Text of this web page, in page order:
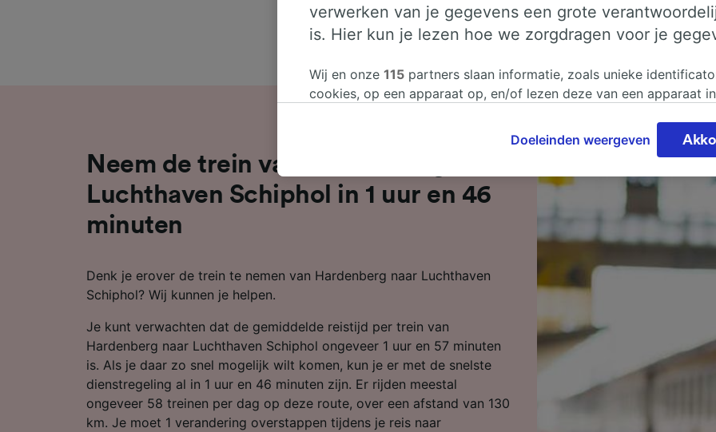
Neem de trein van Hardenberg naar
Luchthaven Schiphol in 1 uur en 46
minuten
Denk je erover de trein te nemen van Hardenberg naar Luchthaven
Schiphol? Wij kunnen je helpen.
Je kunt verwachten dat de gemiddelde reistijd per trein van
Hardenberg naar Luchthaven Schiphol ongeveer 1 uur en 57 minuten
is. Als je daar zo snel mogelijk wilt komen, kun je er met de snelste
dienstregeling al in 1 uur en 46 minuten zijn. Er rijden meestal
ongeveer 58 treinen per dag op deze route, over een afstand van 130
km. Je moet 1 verandering overstappen tijdens je reis naar
verwerken van je gegevens een grote
is. Hier kun je lezen hoe we zorgdragen voor je
Wij en onze 115 partners slaan informatie, zoals unieke
cookies, op een apparaat op, en/of lezen deze van een apparaat
wijzigen door hieronder te klikken. Daaronder valt ook je recht om
bezwaar te maken in alle gevallen dat er voor de verwerking een
elk moment wijzigen op de pagina met onze privacyverklaring.
keuzes worden aan onze partners doorgegeven en hebben geen
op browsegegevens. Je gegevens worden niet gebruikt voor
je ons hebt gevraagd om je niet te volgen.
Wij en onze partners verwerken gegevens voor de volgende
Precieze geolocatiegegevens gebruiken. De apparaatkenmerken
openen. Gepersonaliseerde advertenties en content, advertentie- en
contentmetingen, doelgroepenonderzoek en ontwikkeling van
Partnerlijst (derden)
Doeleinden weergeven